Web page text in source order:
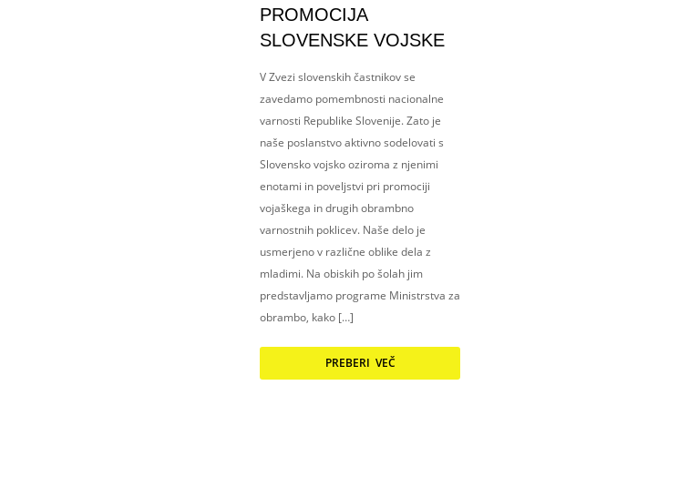
PROMOCIJA
SLOVENSKE VOJSKE
V Zvezi slovenskih častnikov se
zavedamo pomembnosti nacionalne
varnosti Republike Slovenije. Zato je
naše poslanstvo aktivno sodelovati s
Slovensko vojsko oziroma z njenimi
enotami in poveljstvi pri promociji
vojaškega in drugih obrambno
varnostnih poklicev. Naše delo je
usmerjeno v različne oblike dela z
mladimi. Na obiskih po šolah jim
predstavljamo programe Ministrstva za
obrambo, kako […]
PREBERI VEČ